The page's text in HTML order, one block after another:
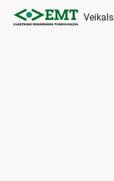
Veikals